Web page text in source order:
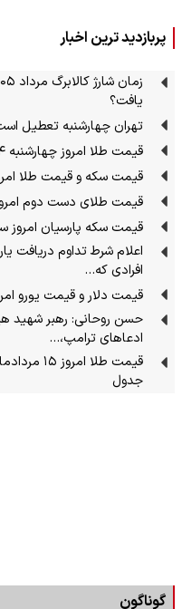
پربازدید ترین اخبار
یافت؟
تهران چهارشنبه تعطیل
قیمت طلا امروز چهارشنبه ۱۴ مرداد ۱۴۰۵ / طلای ۱۸ عیار امروز چند؟
قیمت سکه و قیمت طلا امروز سه‌شنبه ۱۳
قیمت طلای دست دوم امروز
قیمت سکه پارسیان امروز سه‌شنبه ۱۳ مرداد
اعلام شرط تداوم دریافت
افرادی که…
قیمت دلار و قیمت یورو امروز سه‌شنبه ۱۳
حسن روحانی: رهبر شهید
ادعاهای ترامپ،…
جدول
گوناگون